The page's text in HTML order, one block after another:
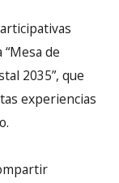
de
2035”, que
experiencias